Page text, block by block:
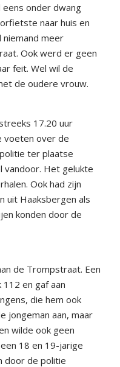
onder dwang
naar huis en
meer
Ook werd er geen
feit. Wel wil de
de oudere vrouw.
17.20 uur
voeten over de
ter plaatse
vandoor. Het gelukte
Ook had zijn
uit Haaksbergen als
konden door de
de Trompstraat. Een
en gaf aan
die hem ook
jongeman aan, maar
wilde ook geen
18 en 19-jarige
door de politie